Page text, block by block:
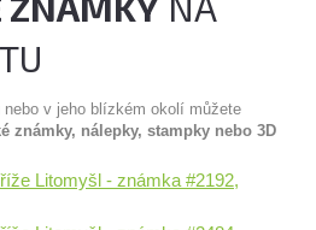
nebo v jeho blízkém okolí můžete
známky, nálepky, stampky nebo 3D
Litomyšl - známka #2192,